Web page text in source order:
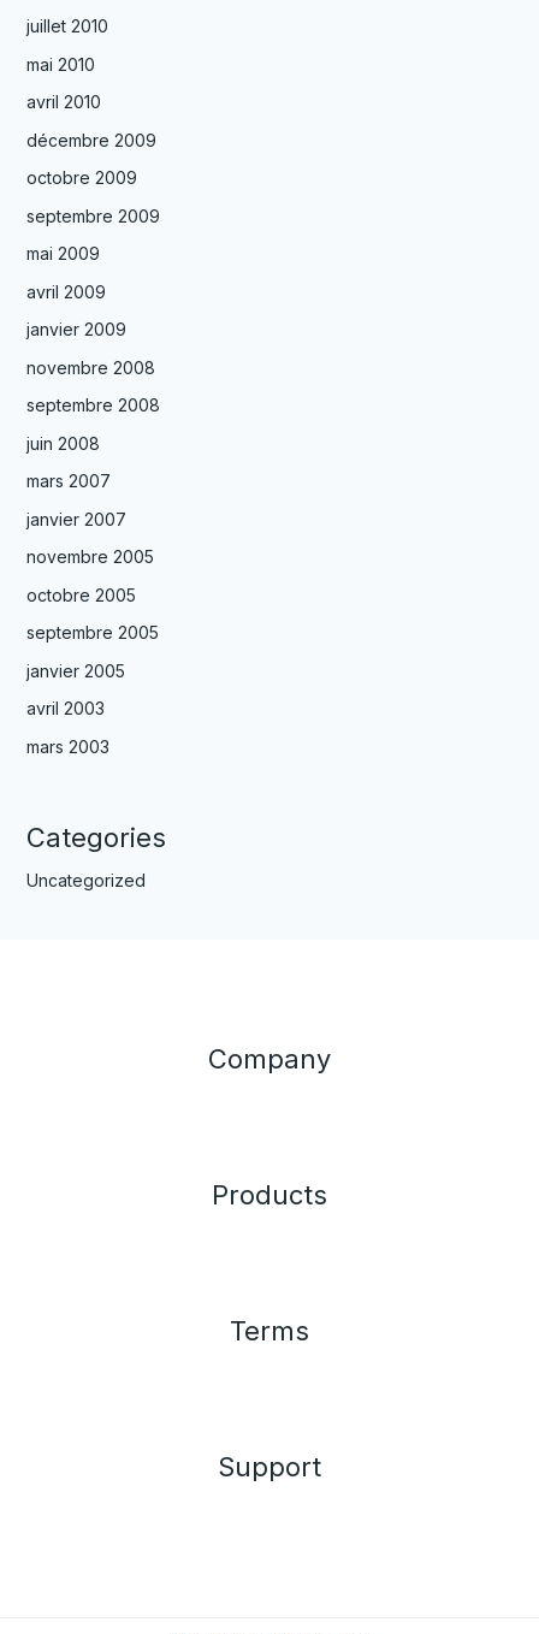
juillet 2010
mai 2010
avril 2010
décembre 2009
octobre 2009
septembre 2009
mai 2009
avril 2009
janvier 2009
novembre 2008
septembre 2008
juin 2008
mars 2007
janvier 2007
novembre 2005
octobre 2005
septembre 2005
janvier 2005
avril 2003
mars 2003
Categories
Uncategorized
Company
Products
Terms
Support